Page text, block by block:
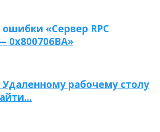
«Сервер RPC
0x800706BA»
рабочему столу